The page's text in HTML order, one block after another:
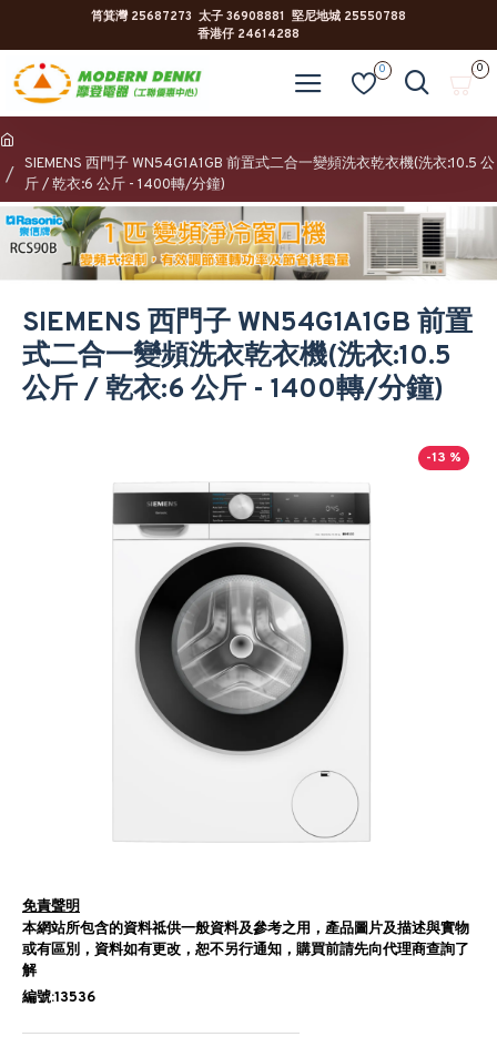
筲箕灣 25687273 太子 36908881 堅尼地城 25550788
香港仔 24614288
0 0
SIEMENS 西門子 WN54G1A1GB 前置式二合一變頻洗衣乾衣機(洗衣:10.5 公
斤 / 乾衣:6 公斤 - 1400轉/分鐘)
SIEMENS 西門子 WN54G1A1GB 前置
式二合一變頻洗衣乾衣機(洗衣:10.5
公斤 / 乾衣:6 公斤 - 1400轉/分鐘)
-13 %
免責聲明
本網站所包含的資料祗供一般資料及參考之用，產品圖片及描述與實物
或有區別，資料如有更改，恕不另行通知，購買前請先向代理商查詢了
解
編號:13536